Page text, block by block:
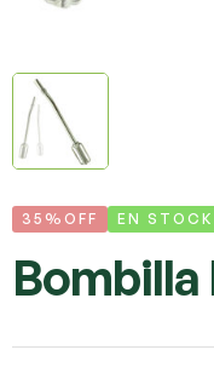
35%OFF EN STOCK